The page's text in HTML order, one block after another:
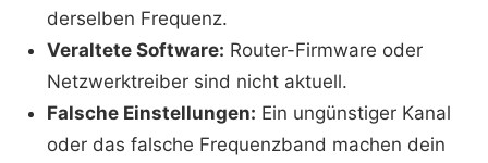
derselben Frequenz.
Veraltete Software: Router-Firmware oder
Netzwerktreiber sind nicht aktuell.
Falsche Einstellungen: Ein ungünstiger Kanal
oder das falsche Frequenzband machen dein